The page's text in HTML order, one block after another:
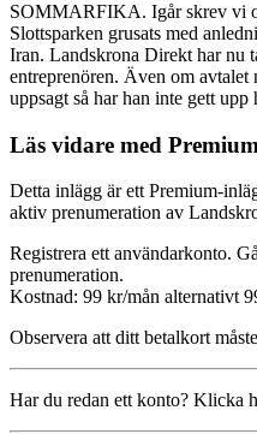
SOMMARFIKA. Igår skrev vi
Slottsparken grusats med
Iran. Landskrona Direkt har nu
entreprenören. Även om avtalet
uppsagt så har han inte gett upp
Läs vidare med Premium
Detta inlägg är ett Premium-
aktiv prenumeration av
Registrera ett användarkonto.
prenumeration.
Kostnad: 99 kr/mån alternativt
Observera att ditt betalkort
Har du redan ett konto? Klicka